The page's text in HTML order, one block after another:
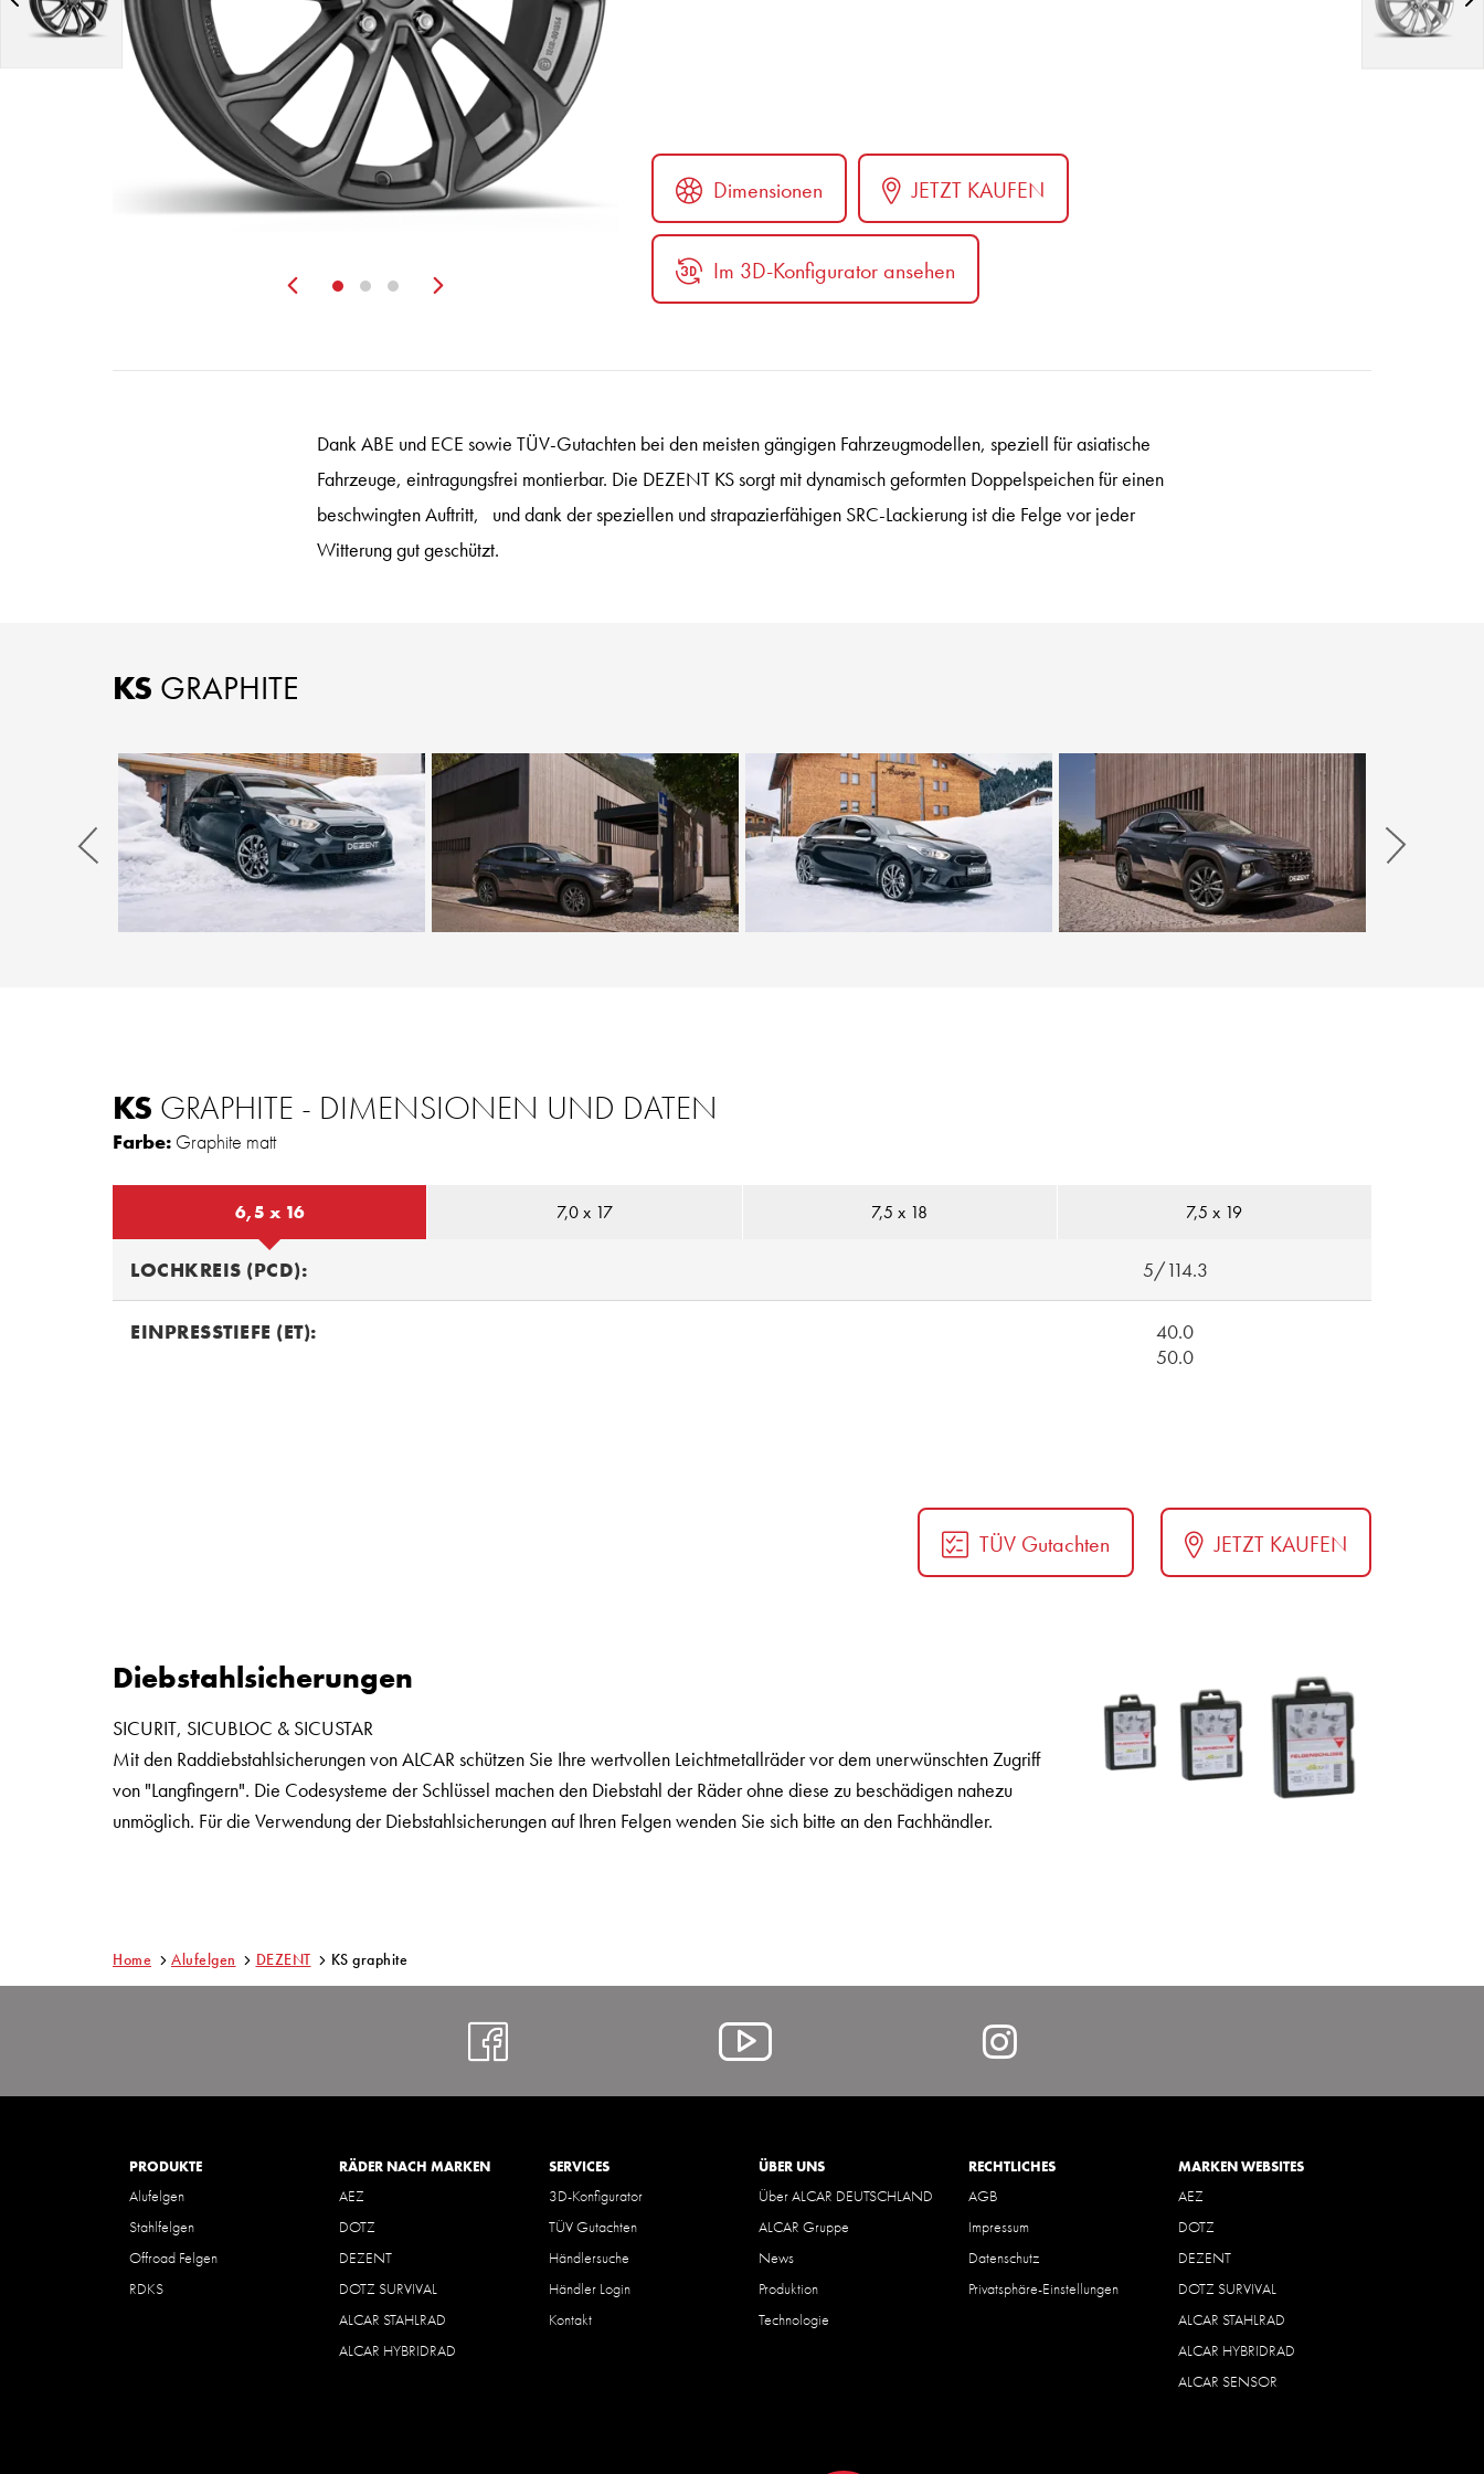
Zurück
Dimensionen JETZT KAUFEN
Im 3D-Konfigurator ansehen
Dank ABE und ECE sowie TÜV-Gutachten bei den meisten gängigen Fahrzeugmodellen, speziell für asiatische
Fahrzeuge, eintragungsfrei montierbar. Die DEZENT KS sorgt mit dynamisch geformten Doppelspeichen für einen
beschwingten Auftritt, und dank der speziellen und strapazierfähigen SRC-Lackierung ist die Felge vor jeder
Witterung gut geschützt.
KS GRAPHITE
Zurück Weiter
KS GRAPHITE - DIMENSIONEN UND DATEN
Farbe: Graphite matt
6,5 x 16 7,0 x 17 7,5 x 18 7,5 x 19
LOCHKREIS (PCD): 5/114.3
EINPRESSTIEFE (ET):
40.0
50.0
TÜV Gutachten JETZT KAUFEN
Diebstahlsicherungen
SICURIT, SICUBLOC & SICUSTAR
Mit den Raddiebstahlsicherungen von ALCAR schützen Sie Ihre wertvollen Leichtmetallräder vor dem unerwünschten Zugriff
von "Langfingern". Die Codesysteme der Schlüssel machen den Diebstahl der Räder ohne diese zu beschädigen nahezu
unmöglich. Für die Verwendung der Diebstahlsicherungen auf Ihren Felgen wenden Sie sich bitte an den Fachhändler.
Home Alufelgen DEZENT KS graphite
https://www.facebook.com/AlcarDeutschlandGmbH/
Alcar
https://www.instagram.com/
PRODUKTE
Alufelgen
Stahlfelgen
Offroad Felgen
RDKS
RÄDER NACH MARKEN
AEZ
DOTZ
DEZENT
DOTZ SURVIVAL
ALCAR STAHLRAD
ALCAR HYBRIDRAD
SERVICES
3D-Konfigurator
TÜV Gutachten
Händlersuche
Händler Login
Kontakt
ÜBER UNS
Über ALCAR DEUTSCHLAND
ALCAR Gruppe
News
Produktion
Technologie
RECHTLICHES
AGB
Impressum
Datenschutz
Privatsphäre-Einstellungen
MARKEN WEBSITES
AEZ
DOTZ
DEZENT
DOTZ SURVIVAL
ALCAR STAHLRAD
ALCAR HYBRIDRAD
ALCAR SENSOR